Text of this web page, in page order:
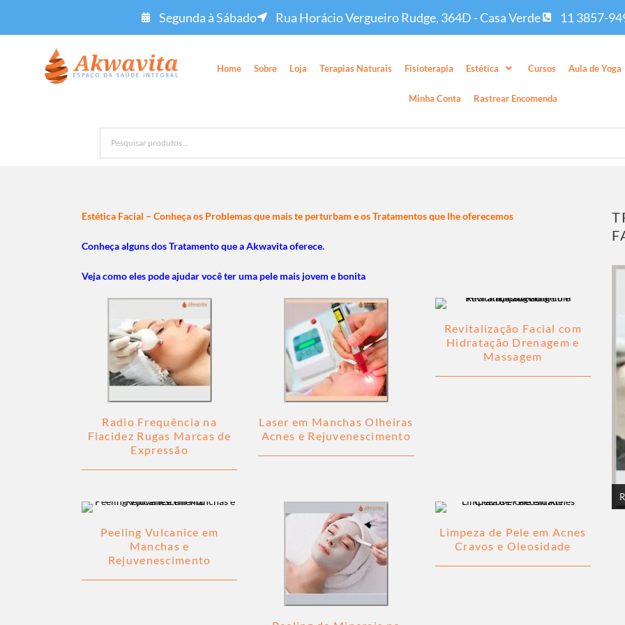
Segunda à Sábado Rua Horácio Vergueiro Rudge, 364D - Casa Verde 11 3857-
Home Sobre Loja Terapias Naturais Fisioterapia Estética Cursos Aula de Yoga
Minha Conta Rastrear Encomenda
Estética Facial – Conheça os Problemas que mais te perturbam e os Tratamentos que lhe oferecemos
Conheça alguns dos Tratamento que a Akwavita oferece.
Veja como eles pode ajudar você ter uma pele mais jovem e bonita
Radio Frequência na
Flacidez Rugas Marcas de
Expressão
Laser em Manchas Olheiras
Acnes e Rejuvenescimento
Revitalização Facial com
Hidratação Drenagem e
Massagem
Peeling Vulcanice em
Manchas e
Rejuvenescimento
Limpeza de Pele em Acnes
Cravos e Oleosidade